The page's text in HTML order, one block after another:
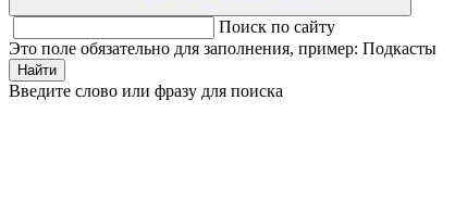
Поиск по сайту
Это поле обязательно для заполнения, пример: Подкасты
Найти
Введите слово или фразу для поиска